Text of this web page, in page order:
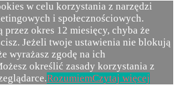
w celu korzystania z narzędzi
i społecznościowych.
okres 12 miesięcy, chyba że
Jeżeli twoje ustawienia nie blokują
wyrażasz zgodę na ich
określić zasady korzystania z
RozumiemCzytaj więcej